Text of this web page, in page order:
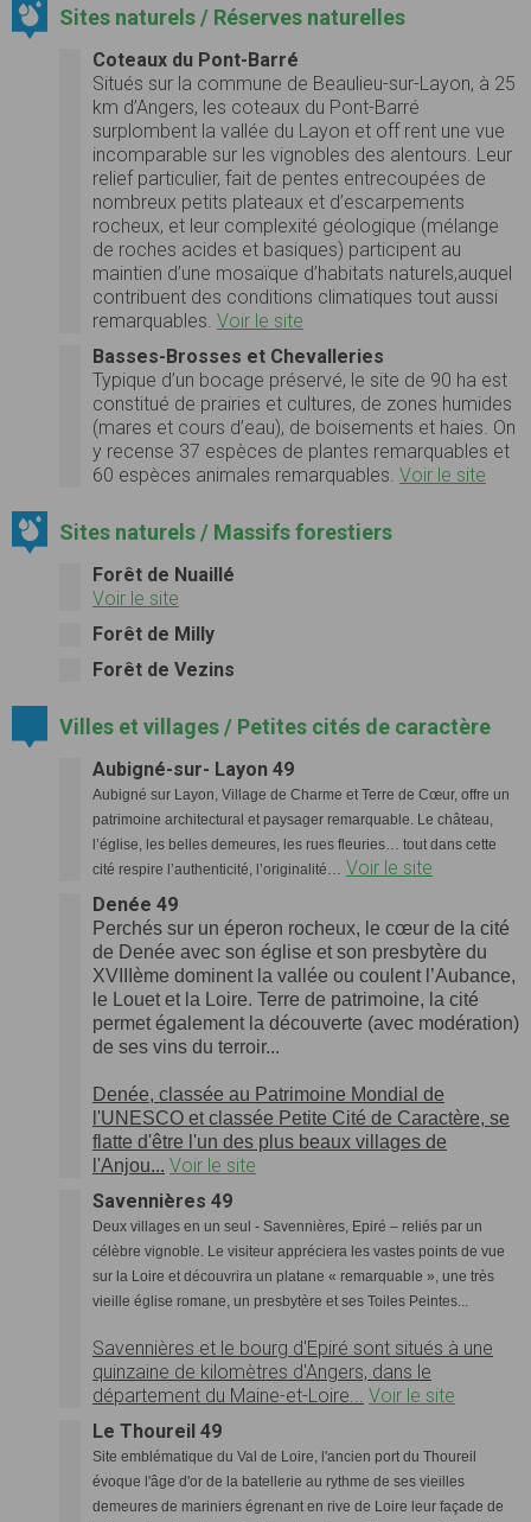
Sites naturels / Réserves naturelles
Coteaux du Pont-Barré
Situés sur la commune de Beaulieu-sur-Layon, à 25
km d’Angers, les coteaux du Pont-Barré
surplombent la vallée du Layon et off rent une vue
incomparable sur les vignobles des alentours. Leur
relief particulier, fait de pentes entrecoupées de
nombreux petits plateaux et d’escarpements
rocheux, et leur complexité géologique (mélange
de roches acides et basiques) participent au
maintien d’une mosaïque d’habitats naturels,auquel
contribuent des conditions climatiques tout aussi
remarquables. Voir le site
Basses-Brosses et Chevalleries
Typique d’un bocage préservé, le site de 90 ha est
constitué de prairies et cultures, de zones humides
(mares et cours d’eau), de boisements et haies. On
y recense 37 espèces de plantes remarquables et
60 espèces animales remarquables. Voir le site
Sites naturels / Massifs forestiers
Forêt de Nuaillé
Voir le site
Forêt de Milly
Forêt de Vezins
Villes et villages / Petites cités de caractère
Aubigné-sur- Layon 49
Aubigné sur Layon, Village de Charme et Terre de Cœur, offre un
patrimoine architectural et paysager remarquable. Le château,
l’église, les belles demeures, les rues fleuries… tout dans cette
cité respire l’authenticité, l’originalité… Voir le site
Denée 49
Perchés sur un éperon rocheux, le cœur de la cité
de Denée avec son église et son presbytère du
XVIIIème dominent la vallée ou coulent l’Aubance,
le Louet et la Loire. Terre de patrimoine, la cité
permet également la découverte (avec modération)
de ses vins du terroir...
Denée, classée au Patrimoine Mondial de
l'UNESCO et classée Petite Cité de Caractère, se
flatte d'être l'un des plus beaux villages de
l'Anjou... Voir le site
Savennières 49
Deux villages en un seul - Savennières, Epiré – reliés par un
célèbre vignoble. Le visiteur appréciera les vastes points de vue
sur la Loire et découvrira un platane « remarquable », une très
vieille église romane, un presbytère et ses Toiles Peintes...
Savennières et le bourg d'Epiré sont situés à une
quinzaine de kilomètres d'Angers, dans le
département du Maine-et-Loire... Voir le site
Le Thoureil 49
Site emblématique du Val de Loire, l'ancien port du Thoureil
évoque l'âge d'or de la batellerie au rythme de ses vieilles
demeures de mariniers égrenant en rive de Loire leur façade de